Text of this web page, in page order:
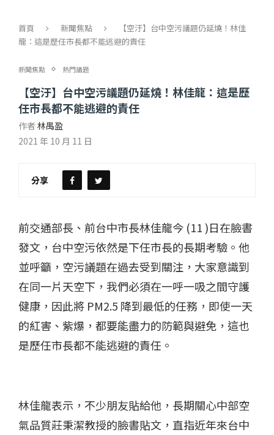
首頁 新聞焦點
【空汙】台中空污議題仍延燒！林佳
龍：這是歷任市長都不能逃避的責任
新聞焦點 熱門議題
【空汙】台中空污議題仍延燒！林佳龍：這是歷
任市長都不能逃避的責任
作者 林禺盈
2021 年 10 月 11 日
分享
前交通部長、前台中市長林佳龍今 (11 )日在臉書
發文，台中空污依然是下任市長的長期考驗。他
並呼籲，空污議題在過去受到關注，大家意識到
在同一片天空下，我們必須在一呼一吸之間守護
健康，因此將 PM2.5 降到最低的任務，即使一天
的紅害、紫爆，都要能盡力的防範與避免，這也
是歷任市長都不能逃避的責任。
林佳龍表示，不少朋友貼給他，長期關心中部空
氣品質莊秉潔教授的臉書貼文，直指近年來台中